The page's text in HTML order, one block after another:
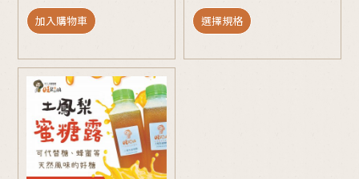
加入購物車 選擇規格